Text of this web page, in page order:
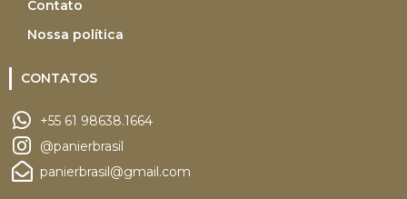
Contato
Nossa política
CONTATOS
+55 61 98638.1664
@panierbrasil
panierbrasil@gmail.com